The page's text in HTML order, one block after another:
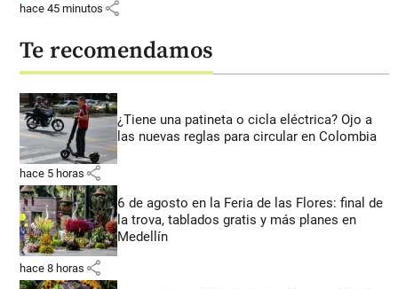
hace 45 minutos share
Te recomendamos
¿Tiene una patineta o cicla eléctrica? Ojo a
las nuevas reglas para circular en Colombia
hace 5 horas share
6 de agosto en la Feria de las Flores: final de
la trova, tablados gratis y más planes en
Medellín
hace 8 horas share